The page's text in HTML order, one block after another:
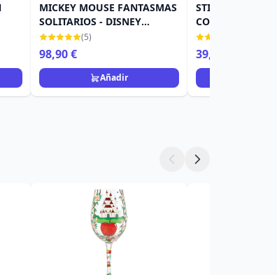
MICKEY MOUSE FANTASMAS
SOLITARIOS - DISNEY
TRADITIONS
(5)
98,90 €
Añadir
STITCH COMO
CON JACK-O-
DISNEY
39,90 €